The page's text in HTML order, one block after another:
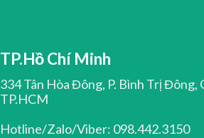
TP.Hồ Chí Minh
334 Tân Hòa Đông, P. Bình Trị Đông,
TP.HCM
Hotline/Zalo/Viber: 098.442.3150